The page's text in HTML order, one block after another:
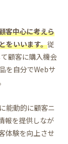
客中心に考えら
をいいます。従
顧客に購入機会
を自分でWebサ
能動的に顧客ニ
報を提供しなが
体験を向上させ